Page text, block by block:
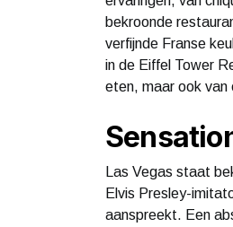
bekroonde
verfijnde Franse
in de Eiffel Tower
eten, maar ook van
Las Vegas staat
Elvis Presley-
aanspreekt. Een